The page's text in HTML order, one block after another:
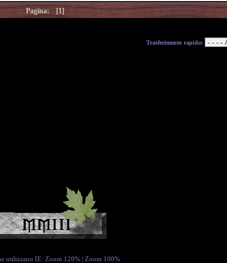
Pagina: [1]
Trasferimento rapido:
utilizzano IE: Zoom 120%| Zoom 100%